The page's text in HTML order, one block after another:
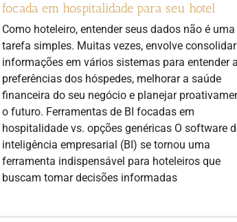
focada em hospitalidade para seu hotel
Como hoteleiro, entender seus dados não é uma
tarefa simples. Muitas vezes, envolve consolidar
informações em vários sistemas para entender
preferências dos hóspedes, melhorar a saúde
financeira do seu negócio e planejar
o futuro. Ferramentas de BI focadas em
hospitalidade vs. opções genéricas O software
inteligência empresarial (BI) se tornou uma
ferramenta indispensável para hoteleiros que
buscam tomar decisões informadas